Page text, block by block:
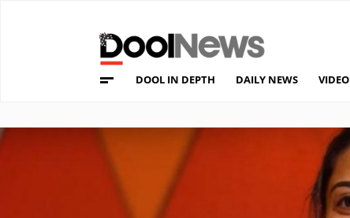
DOOL IN DEPTH DAILY NEWS VIDEO